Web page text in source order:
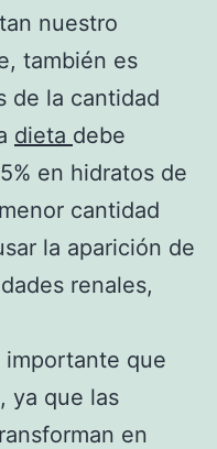
nuestro
también es
de la cantidad
dieta debe
en hidratos de
cantidad
la aparición de
renales,
importante que
ya que las
en